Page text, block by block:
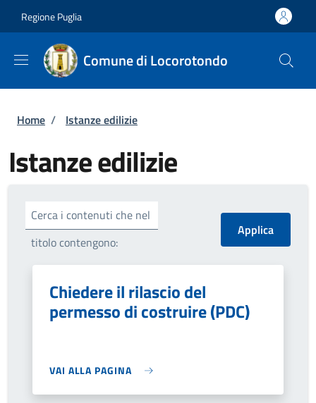
Regione Puglia
Comune di Locorotondo
Briciole di pane
Home / Istanze edilizie
Istanze edilizie
Cerca i contenuti che nel
titolo contengono:
Chiedere il rilascio del
permesso di costruire (PDC)
VAI ALLA PAGINA